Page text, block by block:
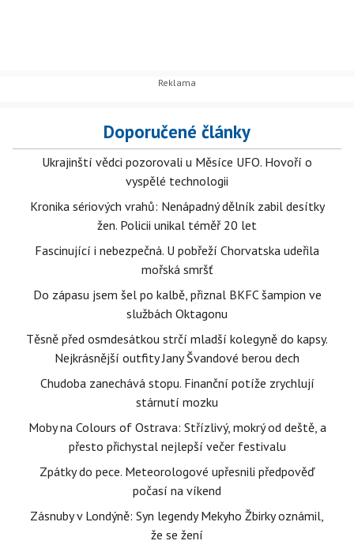
Doporučené články
Ukrajinští vědci pozorovali u Měsíce UFO. Hovoří o
vyspělé technologii
Kronika sériových vrahů: Nenápadný dělník zabil desítky
žen. Policii unikal téměř 20 let
Fascinující i nebezpečná. U pobřeží Chorvatska udeřila
mořská smršť
Do zápasu jsem šel po kalbě, přiznal BKFC šampion ve
službách Oktagonu
Těsně před osmdesátkou strčí mladší kolegyně do kapsy.
Nejkrásnější outfity Jany Švandové berou dech
Chudoba zanechává stopu. Finanční potíže zrychlují
stárnutí mozku
Moby na Colours of Ostrava: Střízlivý, mokrý od deště, a
přesto přichystal nejlepší večer festivalu
Zpátky do pece. Meteorologové upřesnili předpověď
počasí na víkend
Zásnuby v Londýně: Syn legendy Mekyho Žbirky oznámil,
že se žení